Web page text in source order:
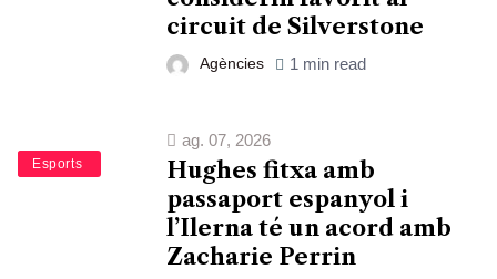
circuit de Silverstone
Agències 1 min read
Bàsquet
Esports
ag. 07, 2026
Hughes fitxa amb
passaport espanyol i
l’Ilerna té un acord amb
Zacharie Perrin